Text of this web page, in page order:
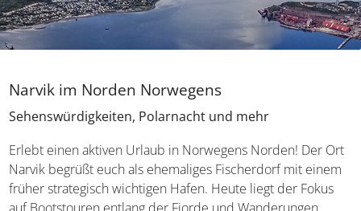
Narvik im Norden Norwegens
Sehenswürdigkeiten, Polarnacht und mehr
Erlebt einen aktiven Urlaub in Norwegens Norden! Der
Ort Narvik begrüßt euch als ehemaliges Fischerdorf mit
einem früher strategisch wichtigen Hafen. Heute liegt der
✅ Sommer Cashback ist automatisch aktiviert